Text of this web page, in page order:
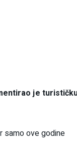
je
samo ove godine